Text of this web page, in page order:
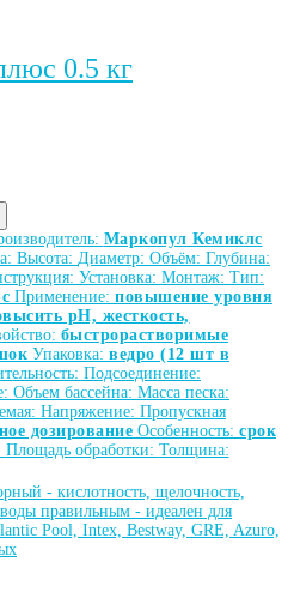
0.5 кг
Маркопул Кемиклс
Высота: Диаметр: Объём: Глубина:
Установка: Монтаж: Тип:
Применение: повышение уровня
рН, жесткость,
быстрорастворимые
Упаковка: ведро (12 шт в
Подсоединение:
Объем бассейна: Масса песка:
Напряжение: Пропускная
дозирование Особенность: срок
Площадь обработки: Толщина:
- кислотность, щелочность,
воды правильным - идеален для
Pool, Intex, Bestway, GRE, Azuro,